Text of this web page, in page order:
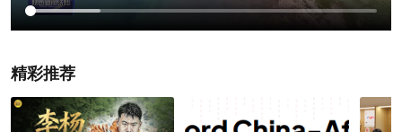
精彩推荐